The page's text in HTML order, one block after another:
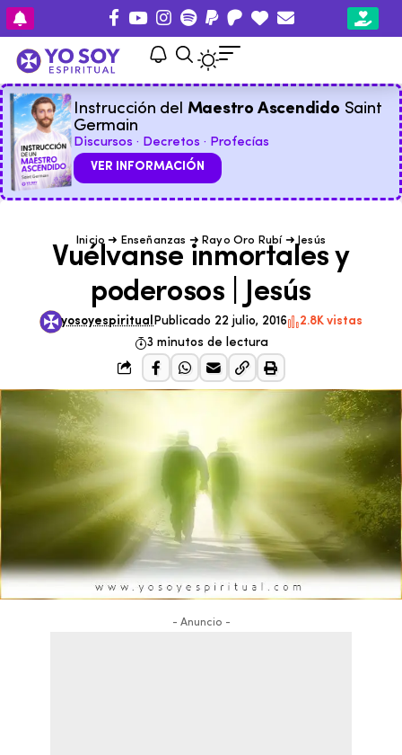
Instrucción del Maestro Ascendido Saint
Germain
Discursos · Decretos · Profecías
VER INFORMACIÓN
Inicio ➜ Enseñanzas ➜ Rayo Oro Rubí➜ Jesús
Vuélvanse inmortales y
poderosos | Jesús
yosoyespiritual Publicado 22 julio, 2016
2.8K vistas
3 minutos de lectura
- Anuncio -